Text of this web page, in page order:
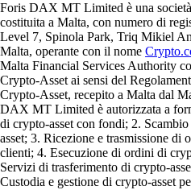
Foris DAX MT Limited è una
costituita a Malta, con numero di
Level 7, Spinola Park, Triq Mikiel
Malta, operante con il nome
Malta Financial Services Authority
Crypto-Asset ai sensi del
Crypto-Asset, recepito a Malta dal
DAX MT Limited è autorizzata a
di crypto-asset con fondi; 2.
asset; 3. Ricezione e trasmissione di
clienti; 4. Esecuzione di ordini di
Servizi di trasferimento di crypto-
Custodia e gestione di crypto-asset